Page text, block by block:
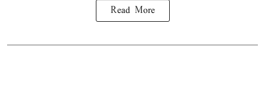
Read More